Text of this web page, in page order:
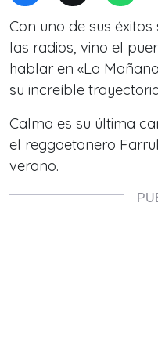
Con uno de sus
las radios, vino el
hablar en «La
su increíble
Calma es su última
el reggaetonero
verano.